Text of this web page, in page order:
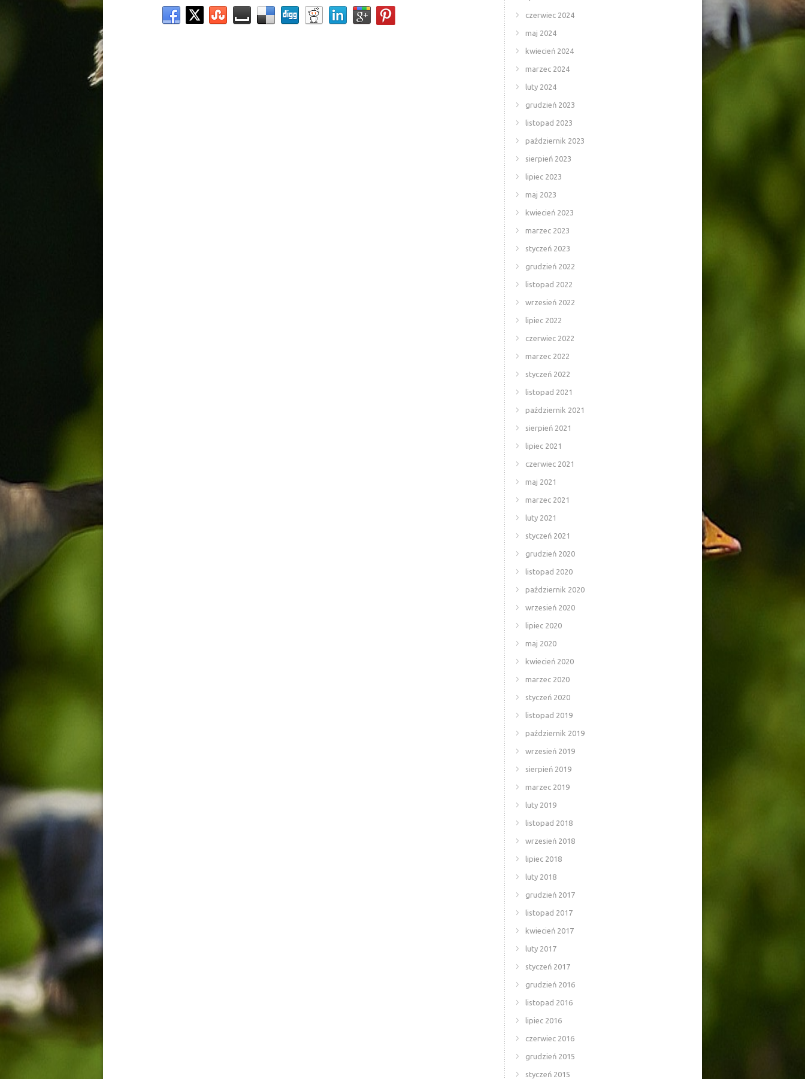
czerwiec 2024
maj 2024
kwiecień 2024
marzec 2024
luty 2024
grudzień 2023
listopad 2023
październik 2023
sierpień 2023
lipiec 2023
maj 2023
kwiecień 2023
marzec 2023
styczeń 2023
grudzień 2022
listopad 2022
wrzesień 2022
lipiec 2022
czerwiec 2022
marzec 2022
styczeń 2022
listopad 2021
październik 2021
sierpień 2021
lipiec 2021
czerwiec 2021
maj 2021
marzec 2021
luty 2021
styczeń 2021
grudzień 2020
listopad 2020
październik 2020
wrzesień 2020
lipiec 2020
maj 2020
kwiecień 2020
marzec 2020
styczeń 2020
listopad 2019
październik 2019
wrzesień 2019
sierpień 2019
marzec 2019
luty 2019
listopad 2018
wrzesień 2018
lipiec 2018
luty 2018
grudzień 2017
listopad 2017
kwiecień 2017
luty 2017
styczeń 2017
grudzień 2016
listopad 2016
lipiec 2016
czerwiec 2016
grudzień 2015
styczeń 2015